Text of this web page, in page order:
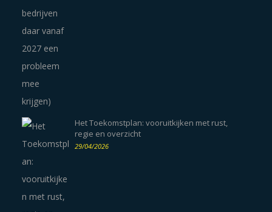
Het Toekomstplan: vooruitkijken met rust,
regie en overzicht
29/04/2026